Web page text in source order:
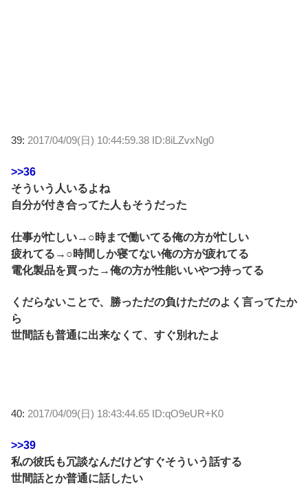
39: 2017/04/09(日) 10:44:59.38 ID:8iLZvxNg0
>>36
そういう人いるよね
自分が付き合ってた人もそうだった
仕事が忙しい→○時まで働いてる俺の方が忙しい
疲れてる→○時間しか寝てない俺の方が疲れてる
電化製品を買った→俺の方が性能いいやつ持ってる
くだらないことで、勝っただの負けただのよく言ってたか
ら
世間話も普通に出来なくて、すぐ別れたよ
40: 2017/04/09(日) 18:43:44.65 ID:qO9eUR+K0
>>39
私の彼氏も冗談なんだけどすぐそういう話する
世間話とか普通に話したい